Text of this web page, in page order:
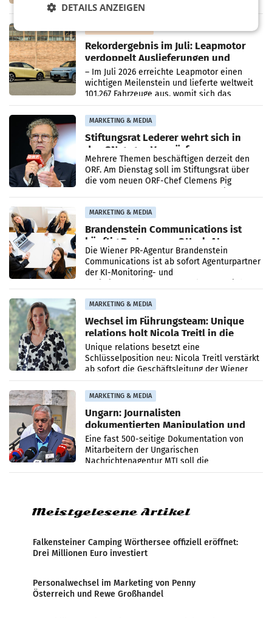
kartellrechtlich freigegeben: Die
Rekordergebnis im Juli: Leapmotor
verdoppelt Auslieferungen und
überschreitet die 100.000er-Marke
– Im Juli 2026 erreichte Leapmotor einen
wichtigen Meilenstein und lieferte weltweit
101.267 Fahrzeuge aus, womit sich das
Ergebnis gegenüber Juli 2025 mehr als
verdoppelte (+102
MARKETING & MEDIA
Stiftungsrat Lederer wehrt sich in
den SN gegen Vorwürfe
Mehrere Themen beschäftigen derzeit den
ORF. Am Dienstag soll im Stiftungsrat über
die vom neuen ORF-Chef Clemens Pig
MARKETING & MEDIA
Brandenstein Communications ist
künftig Partner von OtterlyAI
Die Wiener PR-Agentur Brandenstein
Communications ist ab sofort Agenturpartner
der KI-Monitoring- und
MARKETING & MEDIA
Wechsel im Führungsteam: Unique
relations holt Nicola Treitl in die
Geschäftsleitung
Unique relations besetzt eine
Schlüsselposition neu: Nicola Treitl verstärkt
ab sofort die Geschäftsleitung der Wiener
PR-Agentur an der Seite von Josef Kalina und
Anna Kalina-Mahr.
MARKETING & MEDIA
Ungarn: Journalisten
dokumentierten Manipulation und
Zensur
Eine fast 500-seitige Dokumentation von
Mitarbeitern der Ungarischen
Nachrichtenagentur MTI soll die
systematische Nachrichten-Manipulation und
Meistgelesene Artikel
Falkensteiner Camping Wörthersee offiziell eröffnet:
Drei Millionen Euro investiert
Personalwechsel im Marketing von Penny
Österreich und Rewe Großhandel
DETAILS ANZEIGEN